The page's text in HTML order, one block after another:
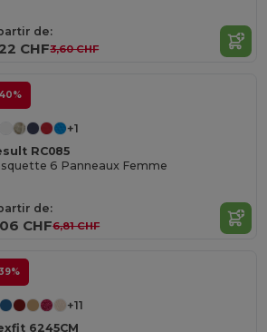
de:
CHF3,60 CHF
+1
RC085
6 Panneaux Femme
de:
CHF6,81 CHF
+11
6245CM